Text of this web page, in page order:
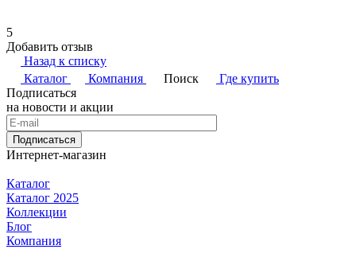
5
Добавить отзыв
Назад к списку
Каталог
Компания Поиск
Где купить
Подписаться
на новости и акции
Подписаться
Интернет-магазин
Каталог
Каталог 2025
Коллекции
Блог
Компания